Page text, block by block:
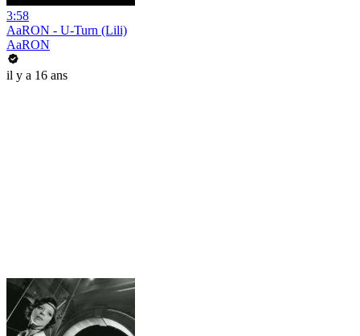
3:58
AaRON - U-Turn (Lili)
AaRON
il y a 16 ans